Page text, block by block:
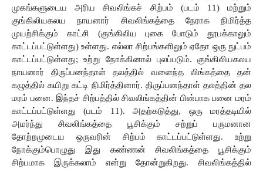
முகங்களுடைய அரிய சிவலிங்கச் சிற்பம் (படம் 11) மற்றும்
குங்கிலியகலய நாயனார் சிவலிங்கத்தை நேராக நிமிர்த்த
முயற்சிக்கும் காட்சி (குங்கிலிய புகை போடும் தூபக்காலும்
காட்டப்பட்டுள்ளது) உள்ளது. எல்லா சிற்பங்களிலும் ஏதோ ஒரு நுட்பம்
காட்டப்பட்டுள்ளது; உற்று நோக்கினால் புலப்படும். குங்கிலியகலய
நாயனார் திருப்பனந்தாள் தலத்தில் வளைந்த லிங்கத்தை தன்
கழுத்தில் கயிறு கட்டி நிமிர்த்தினார். திருப்பனந்தாள் தலத்தின் தல
மரம் பனை. இந்தச் சிற்பத்தில் சிவலிங்கத்தின் பின்பாக பனை மரம்
காட்டப்பட்டுள்ளது (படம் 11). அதற்கடுத்து, ஒரு மரத்தடியில்
அமர்ந்து சிவலிங்கத்தை பூசிக்கும் சற்றுப் பருமனான
தோற்றமுடைய ஒருவரின் சிற்பம் காட்டப்பட்டுள்ளது. உற்று
நோக்கும்பொழுது இது கண்ணன் சிவலிங்கத்தை பூசிக்கும்
சிற்பமாக இருக்கலாம் என்று தோன்றுகிறது. சிவலிங்கத்தில்